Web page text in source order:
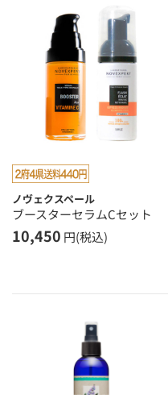
ノヴェクスペール
ブースターセラムCセット
10,450 円(税込)